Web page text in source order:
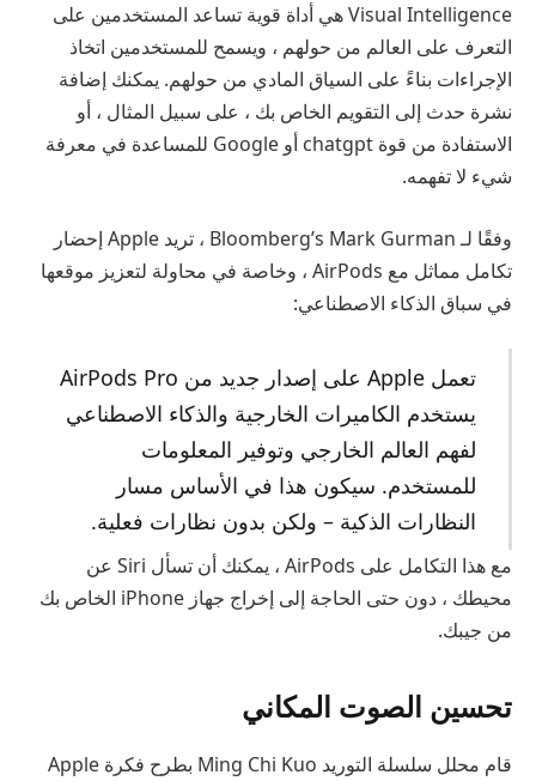
Visual Intelligence هي أداة قوية تساعد المستخدمين على
التعرف على العالم من حولهم ، ويسمح للمستخدمين اتخاذ
الإجراءات بناءً على السياق المادي من حولهم. يمكنك إضافة
نشرة حدث إلى التقويم الخاص بك ، على سبيل المثال ، أو
الاستفادة من قوة chatgpt أو Google للمساعدة في معرفة
شيء لا تفهمه.
وفقًا لـ Bloomberg’s Mark Gurman ، تريد Apple إحضار
تكامل مماثل مع AirPods ، وخاصة في محاولة لتعزيز موقعها
في سباق الذكاء الاصطناعي:
تعمل Apple على إصدار جديد من AirPods Pro
يستخدم الكاميرات الخارجية والذكاء الاصطناعي
لفهم العالم الخارجي وتوفير المعلومات
للمستخدم. سيكون هذا في الأساس مسار
النظارات الذكية – ولكن بدون نظارات فعلية.
مع هذا التكامل على AirPods ، يمكنك أن تسأل Siri عن
محيطك ، دون حتى الحاجة إلى إخراج جهاز iPhone الخاص بك
من جيبك.
تحسين الصوت المكاني
قام محلل سلسلة التوريد Ming Chi Kuo بطرح فكرة Apple